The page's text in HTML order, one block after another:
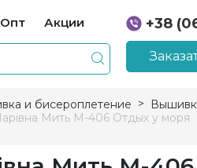
Опт Акции
+38
+38
и бисероплетение
Мить М-406 Отдых у моря